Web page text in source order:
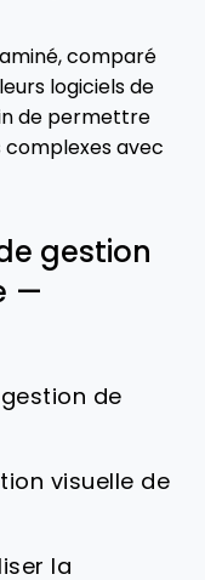
comparé
logiciels de
de permettre
complexes avec
gestion
—
de
visuelle de
la